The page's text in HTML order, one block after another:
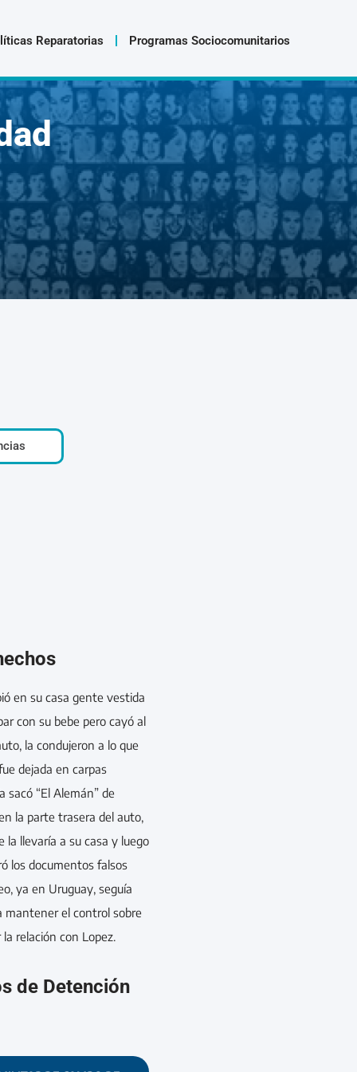
Reparatorias Programas Sociocomunitarios
en su casa gente vestida
con su bebe pero cayó al
la condujeron a lo que
dejada en carpas
sacó “El Alemán” de
la parte trasera del auto,
la llevaría a su casa y luego
los documentos falsos
ya en Uruguay, seguía
mantener el control sobre
relación con Lopez.
de Detención